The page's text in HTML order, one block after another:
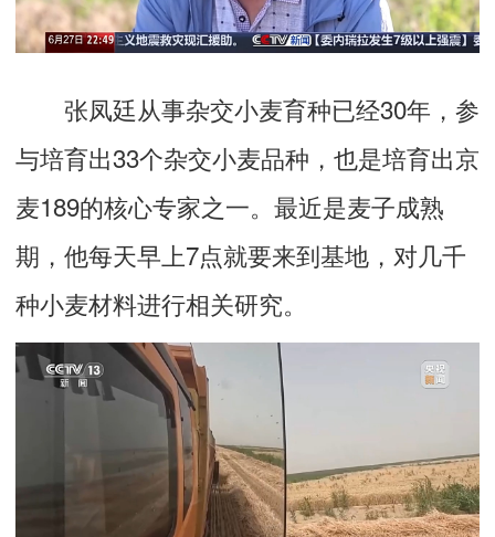
张凤廷从事杂交小麦育种已经30年，参
与培育出33个杂交小麦品种，也是培育出京
麦189的核心专家之一。最近是麦子成熟
期，他每天早上7点就要来到基地，对几千
种小麦材料进行相关研究。